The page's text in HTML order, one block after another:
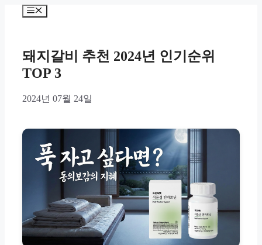
Menu
돼지갈비 추천 2024년 인기순위
TOP 3
2024년 07월 24일